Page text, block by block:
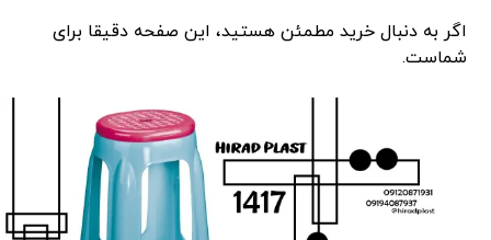
اگر به دنبال خرید مطمئن هستید، این صفحه دقیقا برای
شماست.